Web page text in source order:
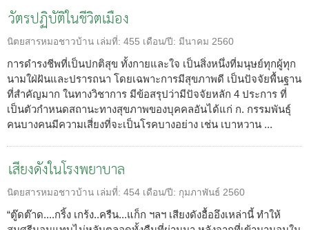
วัตรปฏิบัติในชีวิตเมือง
นิตยสารหมอชาวบ้าน เล่มที่: 455 เดือน/ปี: มีนาคม 2560
การดำรงชีพที่เป็นปกติสุข ทั้งกายและใจ เป็นสิ่งหนึ่งที่มนุษย์ทุกผู้ทุก
นามใฝ่ฝันและปรารถนา โดยเฉพาะการมีสุขภาพดี เป็นปัจจัยพื้นฐาน
ที่สำคัญมาก ในทางวิชาการ มีข้อสรุปว่ามีปัจจัยหลัก 4 ประการ ที่
เป็นตัวกำหนดสถานะทางสุขภาพของบุคคลอันได้แก่ ก. กรรมพันธุ์
คนบางคนมีความเสี่ยงที่จะเป็นโรคบางอย่าง เช่น เบาหวาน ...
เสียงดังในโรงพยาบาล
นิตยสารหมอชาวบ้าน เล่มที่: 454 เดือน/ปี: กุมภาพันธ์ 2560
“ตู๊ดต๊าด....กริ้ง เกร้ง..ครืน...แก็ก ฯลฯ เสียงดังอื้ออึงเหล่านี้ ทำให้